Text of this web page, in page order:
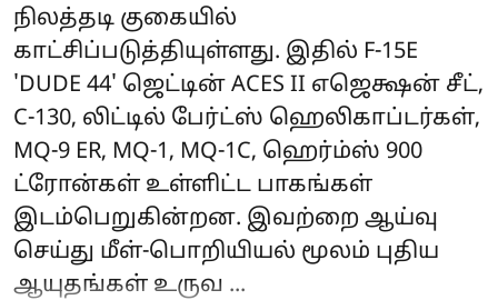
நிலத்தடி குகையில்
காட்சிப்படுத்தியுள்ளது. இதில் F-15E
'DUDE 44' ஜெட்டின் ACES II எஜெக்ஷன் சீட்,
C-130, லிட்டில் பேர்ட்ஸ் ஹெலிகாப்டர்கள்,
MQ-9 ER, MQ-1, MQ-1C, ஹெர்ம்ஸ் 900
ட்ரோன்கள் உள்ளிட்ட பாகங்கள்
இடம்பெறுகின்றன. இவற்றை ஆய்வு
செய்து மீள்-பொறியியல் மூலம் புதிய
ஆயுதங்கள் உருவ ...